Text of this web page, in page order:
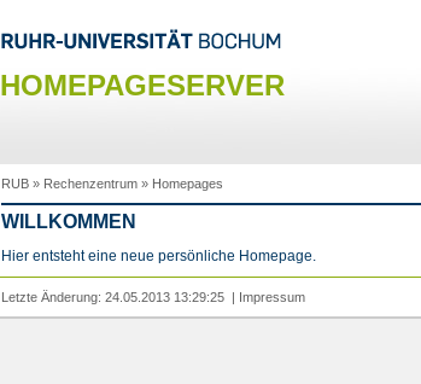
HOMEPAGESERVER
RUB» Rechenzentrum» Homepages
WILLKOMMEN
Hier entsteht eine neue persönliche Homepage.
Letzte Änderung: 24.05.2013 13:29:25 | Impressum